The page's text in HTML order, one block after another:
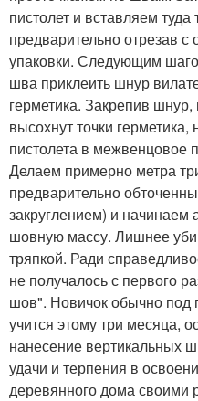
пистолет и вставляем
предварительно отрезав
упаковки. Следующим
шва приклеить шнур
герметика. Закрепив
высохнут точки
пистолета в межвенцовое
Делаем примерно метра
предварительно
закруглением) и начинаем
шовную массу. Лишнее
тряпкой. Ради
не получалось с первого
шов". Новичок обычно под
учится этому три месяца,
нанесение вертикальных
удачи и терпения в
деревянного дома своими